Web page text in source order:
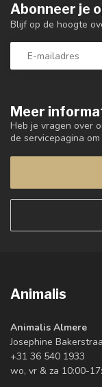
Meer
Heb je vragen over
de servicepagina
Abonneer je
Blijf op de hoogte
Animalis
Animalis Almere
Josephine
+31 36 540 1933
wo, vr & za 10:00-